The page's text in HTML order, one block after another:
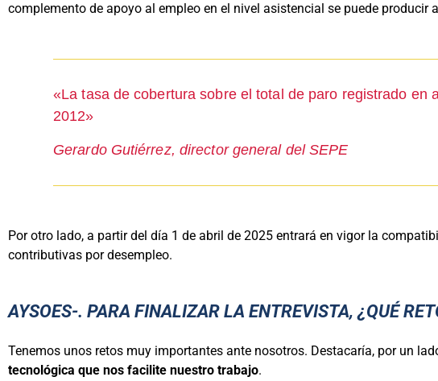
complemento de apoyo al empleo en el nivel asistencial se puede producir
«La tasa de cobertura sobre el total de paro registrado
2012»
Gerardo Gutiérrez, director general del SEPE
Por otro lado, a partir del día 1 de abril de 2025 entrará en vigor la
contributivas por desempleo.
AYSOES-. PARA FINALIZAR LA ENTREVISTA, ¿QUÉ
Tenemos unos retos muy importantes ante nosotros. Destacaría, por un
tecnológica que nos facilite nuestro trabajo.